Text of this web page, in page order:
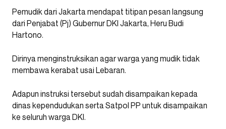
Pemudik dari Jakarta mendapat titipan pesan langsung
dari Penjabat (Pj) Gubernur DKI Jakarta, Heru Budi
Hartono.
Dirinya menginstruksikan agar warga yang mudik tidak
membawa kerabat usai Lebaran.
Adapun instruksi tersebut sudah disampaikan kepada
dinas kependudukan serta Satpol PP untuk disampaikan
ke seluruh warga DKI.